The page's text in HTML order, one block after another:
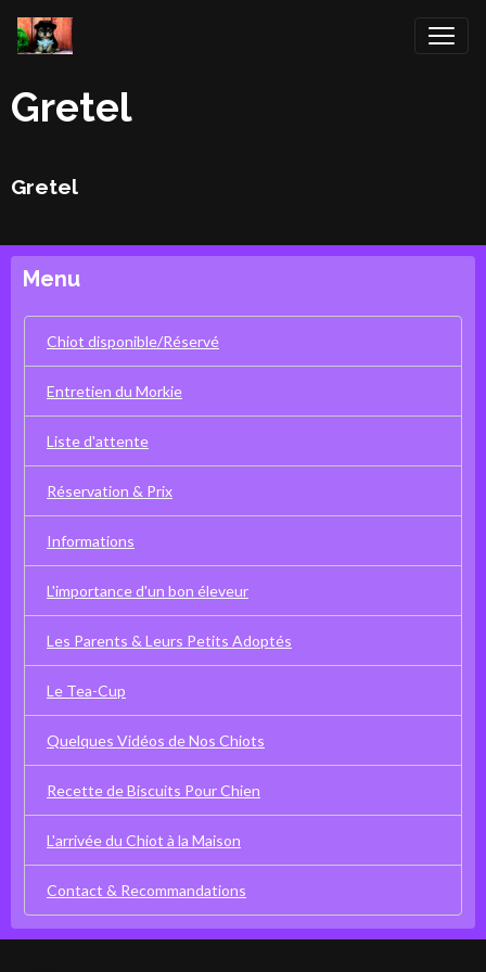
Gretel
Gretel
Menu
Chiot disponible/Réservé
Entretien du Morkie
Liste d'attente
Réservation & Prix
Informations
L'importance d'un bon éleveur
Les Parents & Leurs Petits Adoptés
Le Tea-Cup
Quelques Vidéos de Nos Chiots
Recette de Biscuits Pour Chien
L'arrivée du Chiot à la Maison
Contact & Recommandations